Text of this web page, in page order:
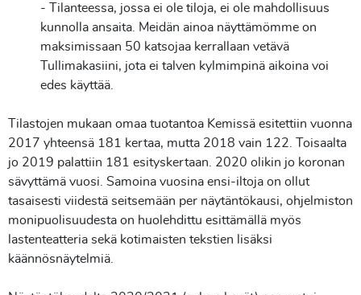
- Tilanteessa, jossa ei ole tiloja, ei ole mahdollisuus
kunnolla ansaita. Meidän ainoa näyttämömme on
maksimissaan 50 katsojaa kerrallaan vetävä
Tullimakasiini, jota ei talven kylmimpinä aikoina voi
edes käyttää.
Tilastojen mukaan omaa tuotantoa Kemissä esitettiin vuonna
2017 yhteensä 181 kertaa, mutta 2018 vain 122. Toisaalta
jo 2019 palattiin 181 esityskertaan. 2020 olikin jo koronan
sävyttämä vuosi. Samoina vuosina ensi-iltoja on ollut
tasaisesti viidestä seitsemään per näytäntökausi, ohjelmiston
monipuolisuudesta on huolehdittu esittämällä myös
lastenteatteria sekä kotimaisten tekstien lisäksi
käännösnäytelmiä.